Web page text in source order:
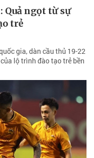
Quả ngọt từ sự
trẻ
gia, dàn cầu thủ 19-22
lộ trình đào tạo trẻ bền